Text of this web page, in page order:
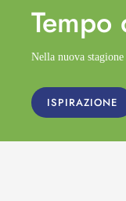
Tempo
Nella nuova
ISPIRAZIONE